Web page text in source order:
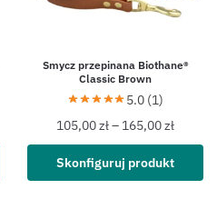
Smycz przepinana Biothane®
Classic Brown
5.0 (1)
105,00zł– 165,00zł
Skonfiguruj produkt